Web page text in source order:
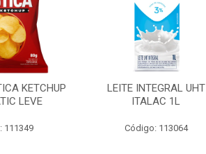
KETCHUP
LEVE
111349
LEITE INTEGRAL UHT
ITALAC 1L
Código: 113064